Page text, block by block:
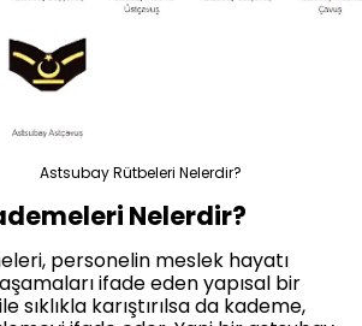
Astsubay Rütbeleri Nelerdir?
Nelerdir?
personelin meslek hayatı
ifade eden yapısal bir
sıklıkla karıştırılsa da kademe,